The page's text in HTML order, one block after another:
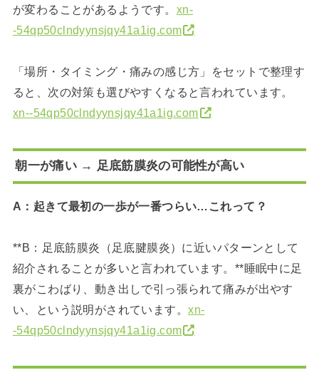
が変わることがあるようです。 xn-
-54qp50clndyynsjqy41a1ig.com
「場所・タイミング・痛みの感じ方」をセットで整理す
ると、次の対策も選びやすくなると言われています。
xn--54qp50clndyynsjqy41a1ig.com
朝一が痛い → 足底筋膜炎の可能性が高い
A：起きて最初の一歩が一番つらい…これって？
**B：足底筋膜炎（足底腱膜炎）に近いパターンとして
紹介されることが多いと言われています。**睡眠中に足
裏がこわばり、動き出しで引っ張られて痛みが出やす
い、という説明がされています。xn-
-54qp50clndyynsjqy41a1ig.com